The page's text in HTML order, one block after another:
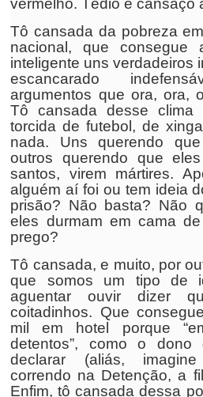
vermelho. Tédio e cansaço
Tô cansada da pobreza
nacional, que consegue
inteligente uns verdadeiros
escancarado
argumentos que ora, ora,
Tô cansada desse clima
torcida de futebol, de
nada. Uns querendo
outros querendo que
santos, virem mártires.
alguém aí foi ou tem ideia
prisão? Não basta? Não
eles durmam em cama
prego?
Tô cansada, e muito, por
que somos um tipo de
aguentar ouvir dizer
coitadinhos. Que
mil em hotel porque
detentos”, como o
declarar (aliás,
correndo na Detenção, a
Enfim, tô cansada dessa